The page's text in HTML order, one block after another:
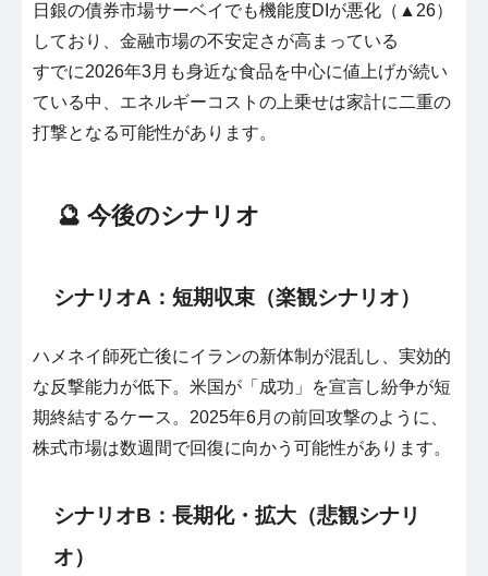
日銀の債券市場サーベイでも機能度DIが悪化（▲26）
しており、金融市場の不安定さが高まっている
すでに2026年3月も身近な食品を中心に値上げが続い
ている中、エネルギーコストの上乗せは家計に二重の
打撃となる可能性があります。
🔮 今後のシナリオ
シナリオA：短期収束（楽観シナリオ）
ハメネイ師死亡後にイランの新体制が混乱し、実効的
な反撃能力が低下。米国が「成功」を宣言し紛争が短
期終結するケース。2025年6月の前回攻撃のように、
株式市場は数週間で回復に向かう可能性があります。
シナリオB：長期化・拡大（悲観シナリ
オ）